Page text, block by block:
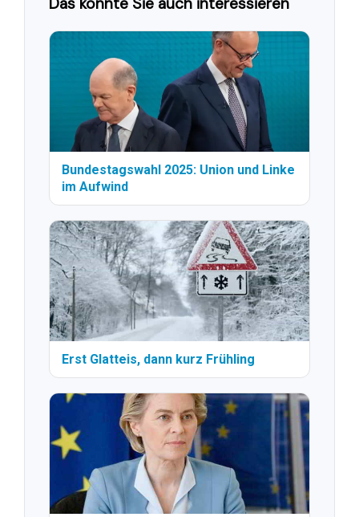
Bundestagswahl 2025: Union und Linke
im Aufwind
Erst Glatteis, dann kurz Frühling